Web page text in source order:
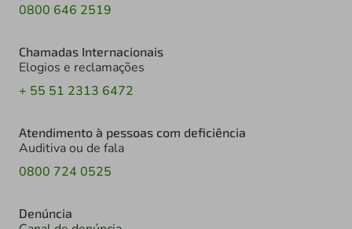
0800 646 2519
Chamadas Internacionais
Elogios e reclamações
+ 55 51 2313 6472
Atendimento à pessoas com deficiência
Auditiva ou de fala
0800 724 0525
Denúncia